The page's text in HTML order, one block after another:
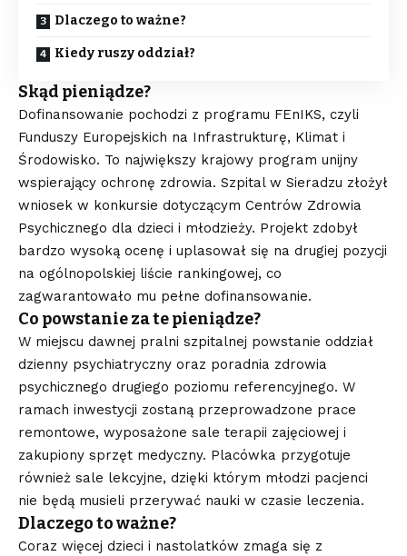
Dlaczego to ważne?
Kiedy ruszy oddział?
Skąd pieniądze?
Dofinansowanie pochodzi z programu FEnIKS, czyli
Funduszy Europejskich na Infrastrukturę, Klimat i
Środowisko. To największy krajowy program unijny
wspierający ochronę zdrowia. Szpital w Sieradzu złożył
wniosek w konkursie dotyczącym Centrów Zdrowia
Psychicznego dla dzieci i młodzieży. Projekt zdobył
bardzo wysoką ocenę i uplasował się na drugiej pozycji
na ogólnopolskiej liście rankingowej, co
zagwarantowało mu pełne dofinansowanie.
Co powstanie za te pieniądze?
W miejscu dawnej pralni szpitalnej powstanie oddział
dzienny psychiatryczny oraz poradnia zdrowia
psychicznego drugiego poziomu referencyjnego. W
ramach inwestycji zostaną przeprowadzone prace
remontowe, wyposażone sale terapii zajęciowej i
zakupiony sprzęt medyczny. Placówka przygotuje
również sale lekcyjne, dzięki którym młodzi pacjenci
nie będą musieli przerywać nauki w czasie leczenia.
Dlaczego to ważne?
Coraz więcej dzieci i nastolatków zmaga się z